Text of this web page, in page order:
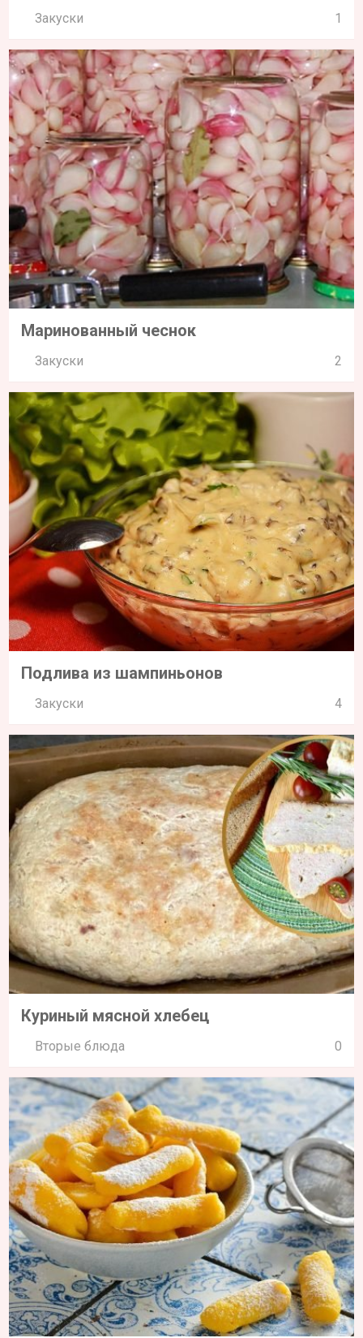
Закуски 1
Маринованный чеснок
Закуски 2
Подлива из шампиньонов
Закуски 4
Куриный мясной хлебец
Вторые блюда 0